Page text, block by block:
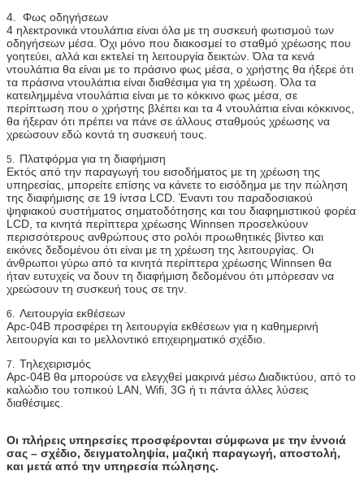
4. Φως οδηγήσεων
4 ηλεκτρονικά ντουλάπια είναι όλα με τη συσκευή φωτισμού των
οδηγήσεων μέσα. Όχι μόνο που διακοσμεί το σταθμό χρέωσης που
γοητεύει, αλλά και εκτελεί τη λειτουργία δεικτών. Όλα τα κενά
ντουλάπια θα είναι με το πράσινο φως μέσα, ο χρήστης θα ήξερε ότι
τα πράσινα ντουλάπια είναι διαθέσιμα για τη χρέωση. Όλα τα
κατειλημμένα ντουλάπια είναι με το κόκκινο φως μέσα, σε
περίπτωση που ο χρήστης βλέπει και τα 4 ντουλάπια είναι κόκκινος,
θα ήξεραν ότι πρέπει να πάνε σε άλλους σταθμούς χρέωσης να
χρεώσουν εδώ κοντά τη συσκευή τους.
5. Πλατφόρμα για τη διαφήμιση
Εκτός από την παραγωγή του εισοδήματος με τη χρέωση της
υπηρεσίας, μπορείτε επίσης να κάνετε το εισόδημα με την πώληση
της διαφήμισης σε 19 ίντσα LCD. Έναντι του παραδοσιακού
ψηφιακού συστήματος σηματοδότησης και του διαφημιστικού φορέα
LCD, τα κινητά περίπτερα χρέωσης Winnsen προσελκύουν
περισσότερους ανθρώπους στο ρολόι προωθητικές βίντεο και
εικόνες δεδομένου ότι είναι με τη χρέωση της λειτουργίας. Οι
άνθρωποι γύρω από τα κινητά περίπτερα χρέωσης Winnsen θα
ήταν ευτυχείς να δουν τη διαφήμιση δεδομένου ότι μπόρεσαν να
χρεώσουν τη συσκευή τους σε την.
6. Λειτουργία εκθέσεων
Apc-04B προσφέρει τη λειτουργία εκθέσεων για η καθημερινή
λειτουργία και το μελλοντικό επιχειρηματικό σχέδιο.
7. Τηλεχειρισμός
Apc-04B θα μπορούσε να ελεγχθεί μακρινά μέσω Διαδικτύου, από το
καλώδιο του τοπικού LAN, Wifi, 3G ή τι πάντα άλλες λύσεις
διαθέσιμες.
Οι πλήρεις υπηρεσίες προσφέρονται σύμφωνα με την έννοιά
σας – σχέδιο, δειγματοληψία, μαζική παραγωγή, αποστολή,
και μετά από την υπηρεσία πώλησης.